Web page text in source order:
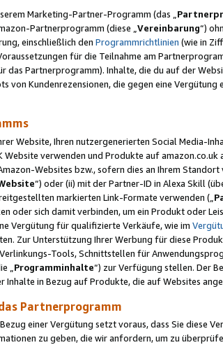
Marketing-Partner-Programm (das „
Partnerprogramm (diese „Vereinbarung“)
einschließlich den Programmrichtlinien (wie in
für die Teilnahme am
das Partnerprogramm). Inhalte, die du auf der
von Kundenrezensionen, die gegen eine
Website, Ihren nutzergenerierten Social Media-
verwenden und Produkte auf amazon.co.uk
Websites bzw., sofern dies an Ihrem
“) oder (ii) mit der Partner-ID in Alexa Skill
markierten Link-Formate verwenden („
oder sich damit verbinden, um ein Produkt oder
Vergütung für qualifizierte Verkäufe, wie im
Zur Unterstützung Ihrer Werbung für diese
Tools, Schnittstellen für
„ Programminhalte“) zur Verfügung stellen. Der
in Bezug auf Produkte, die auf Websites
Partnerprogramm
einer Vergütung setzt voraus, dass Sie diese
zu geben, die wir anfordern, um zu